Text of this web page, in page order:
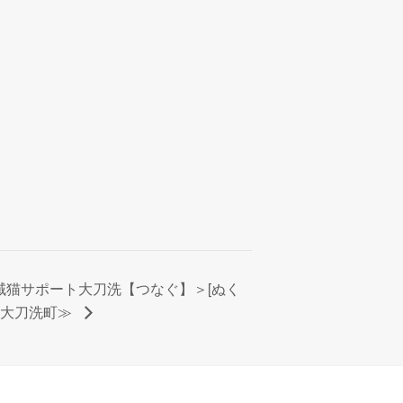
サポート大刀洗【つなぐ】＞[ぬく
刀洗町≫